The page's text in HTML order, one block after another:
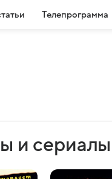
Телепрограмма
и сериалы